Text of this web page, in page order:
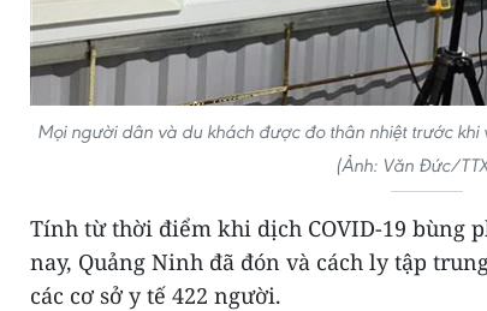
Mọi người dân và du khách được đo thân nhiệt trước
(Ảnh: Văn Đức/
Tính từ thời điểm khi dịch COVID-19 bùng
nay, Quảng Ninh đã đón và cách ly tập
các cơ sở y tế 422 người.